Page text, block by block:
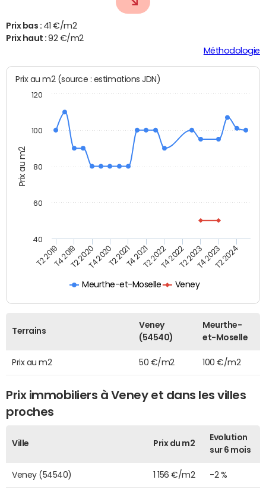
Prix bas : 41 €/m2
Prix haut :92 €/m2
Méthodologie
Prix au m2
Prix au m2 (source : estimations JDN)
Meurthe-et-Moselle Veney
T2 2019T4 2019T2 2020T4 2020T2 2021T4 2021T2 2022T4 2022T2 2023T4 2023T2 2024
40
60
80
100
120
Terrains
Veney
(54540)
Meurthe-
et-Moselle
Prix au m2 50 €/m2 100 €/m2
Prix immobiliers à Veney et dans les villes
proches
Ville Prix du m2
Evolution
sur 6 mois
Veney (54540) 1 156 €/m2 -2 %